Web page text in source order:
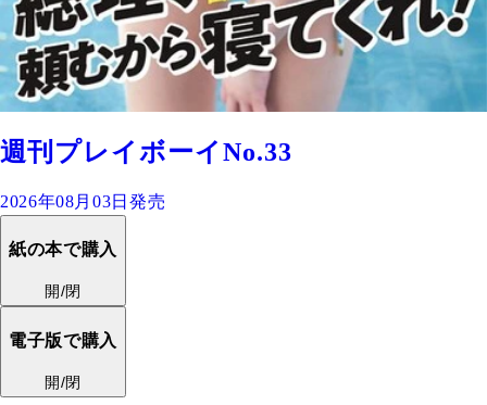
週刊プレイボーイNo.33
2026年08月03日発売
紙の本で購入
開/閉
電子版で購入
開/閉